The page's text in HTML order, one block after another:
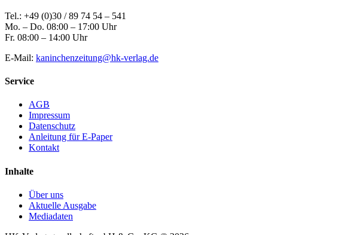
Tel.: +49 (0)30 / 89 74 54 – 541
Mo. – Do. 08:00 – 17:00 Uhr
Fr. 08:00 – 14:00 Uhr
E-Mail: kaninchenzeitung@hk-verlag.de
Service
AGB
Impressum
Datenschutz
Anleitung für E-Paper
Kontakt
Inhalte
Über uns
Aktuelle Ausgabe
Mediadaten